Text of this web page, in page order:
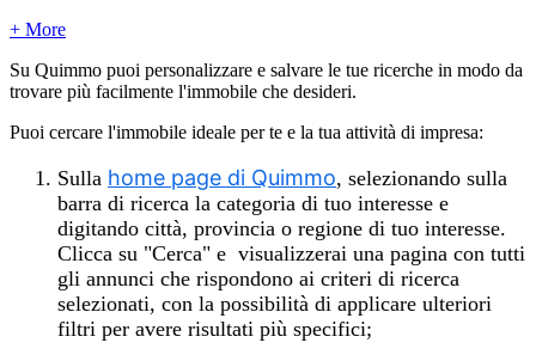
+ More
Su Quimmo puoi personalizzare e salvare le tue ricerche in modo da
trovare più facilmente l'immobile che desideri.
Puoi cercare l'immobile ideale per te e la tua attività di impresa:
Sulla home page di Quimmo, selezionando sulla
barra di ricerca la categoria di tuo interesse e
digitando città, provincia o regione di tuo interesse.
Clicca su "Cerca" e visualizzerai una pagina con tutti
gli annunci che rispondono ai criteri di ricerca
selezionati, con la possibilità di applicare ulteriori
filtri per avere risultati più specifici;